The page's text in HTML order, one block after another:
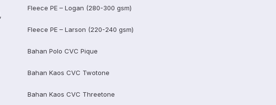
Fleece PE – Logan (280-300 gsm)
Fleece PE – Larson (220-240 gsm)
Bahan Polo CVC Pique
Bahan Kaos CVC Twotone
Bahan Kaos CVC Threetone